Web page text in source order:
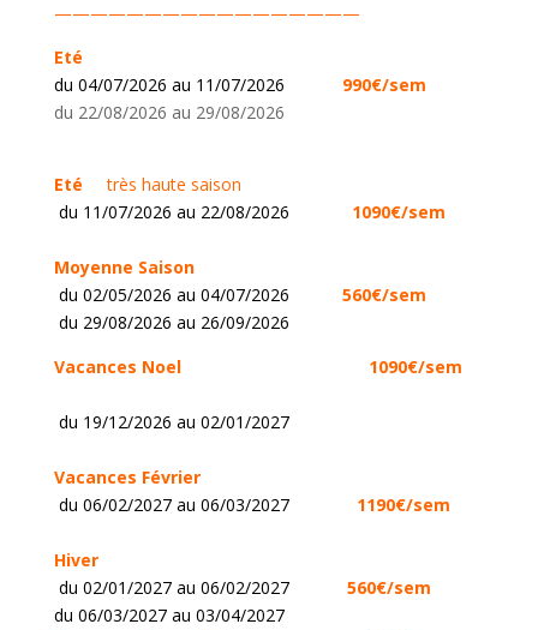
—————————————————
Eté
du 04/07/2026 au 11/07/2026 990€/sem
du 22/08/2026 au 29/08/2026
Eté très haute saison
du 11/07/2026 au 22/08/2026 1090€/sem
Moyenne Saison
du 02/05/2026 au 04/07/2026 560€/sem
du 29/08/2026 au 26/09/2026
Vacances Noel
1090€/sem
du 19/12/2026 au 02/01/2027
Vacances Février
du 06/02/2027 au 06/03/2027 1190€/sem
Hiver
du 02/01/2027 au 06/02/2027 560€/sem
du 06/03/2027 au 03/04/2027